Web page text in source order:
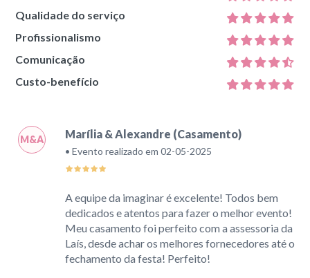
Qualidade do serviço
Profissionalismo
Comunicação
Custo-benefício
M&A Marília & Alexandre (Casamento)
• Evento realizado em 02-05-2025
A equipe da imaginar é excelente! Todos bem
dedicados e atentos para fazer o melhor evento!
Meu casamento foi perfeito com a assessoria da
Laís, desde achar os melhores fornecedores até o
fechamento da festa! Perfeito!